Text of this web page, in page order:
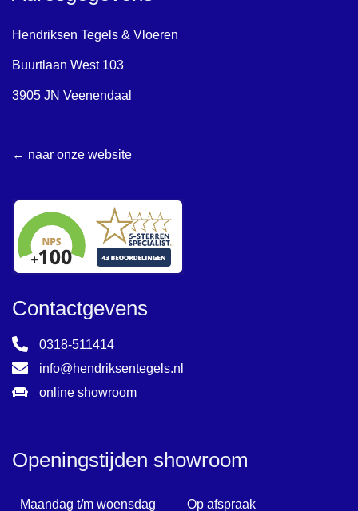
Hendriksen Tegels & Vloeren
Buurtlaan West 103
3905 JN Veenendaal
← naar onze website
Contactgevens
0318-511414
info@hendriksentegels.nl
online showroom
Openingstijden showroom
Maandag t/m woensdag Op afspraak